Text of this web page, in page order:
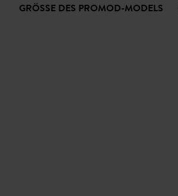
GRÖSSE DES PROMOD-MODELS